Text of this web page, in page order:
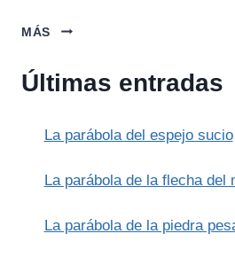
MÁS
TÍR
(LA
LA
IRLANDÉS)
Últimas entradas
La parábola del espejo sucio
La parábola de la flecha del
La parábola de la piedra